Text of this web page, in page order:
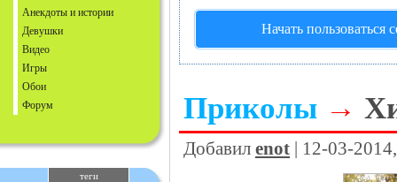
Анекдоты и истории
Девушки
Видео
Игры
Обои
Форум
теги
Начать пользоваться
Приколы →
Добавил enot | 12-03-